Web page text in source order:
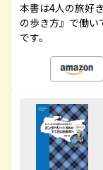
本書は4人の旅好
の歩き方』で働
です。